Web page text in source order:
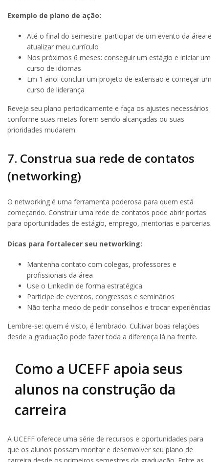
Exemplo de plano de ação:
Até o final do semestre: participar de um evento da área e
atualizar meu currículo
Nos próximos 6 meses: conseguir um estágio e iniciar um
curso de idiomas
Em 1 ano: concluir um projeto de extensão e começar um
curso de liderança
Reveja seu plano periodicamente e faça os ajustes necessários
conforme suas metas forem sendo alcançadas ou suas
prioridades mudarem.
7. Construa sua rede de contatos
(networking)
O networking é uma ferramenta poderosa para quem está
começando. Construir uma rede de contatos pode abrir portas
para oportunidades de estágio, emprego, mentorias e parcerias.
Dicas para fortalecer seu networking:
Mantenha contato com colegas, professores e
profissionais da área
Use o LinkedIn de forma estratégica
Participe de eventos, congressos e seminários
Não tenha medo de pedir conselhos e trocar experiências
Lembre-se: quem é visto, é lembrado. Cultivar boas relações
desde a graduação pode fazer toda a diferença lá na frente.
Como a UCEFF apoia seus
alunos na construção da
carreira
A UCEFF oferece uma série de recursos e oportunidades para
que os alunos possam montar e desenvolver seu plano de